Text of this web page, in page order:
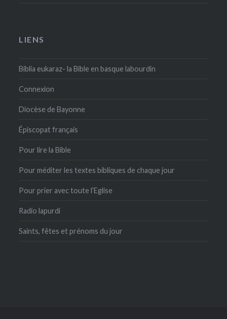
LIENS
Biblia eukaraz- la Bible en basque labourdin
Connexion
Diocèse de Bayonne
Épiscopat français
Pour lire la Bible
Pour méditer les textes bibliques de chaque jour
Pour prier avec toute l’Eglise
Radio lapurdi
Saints, fêtes et prénoms du jour